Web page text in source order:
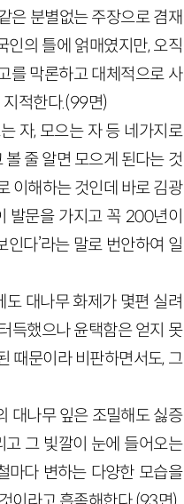
은 분별없는 주장으로 겸재
인의 틀에 얽매였지만, 오직
를 막론하고 대체적으로 사
적한다.(99면)
자, 모으는 자 등 네가지로
줄 알면 모으게 된다는 것
이해하는 것인데 바로 김광
발문을 가지고 꼭 200년이
인다’라는 말로 번안하여 일
도 대나무 화제가 몇편 실려
득했으나 윤택함은 얻지 못
때문이라 비판하면서도, 그
대나무 잎은 조밀해도 싫증
그 빛깔이 눈에 들어오는
마다 변하는 다양한 모습을